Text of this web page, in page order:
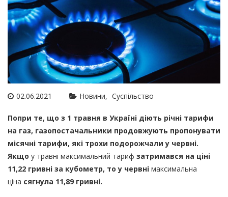
02.06.2021 Новини Суспільство
Попри те, що з 1 травня в Україні діють річні тарифи
на газ, газопостачальники продовжують пропонувати
місячні тарифи, які трохи подорожчали у червні.
Якщо у травні максимальний тариф затримався на ціні
11,22 гривні за кубометр, то у червні максимальна
ціна сягнула 11,89 гривні.